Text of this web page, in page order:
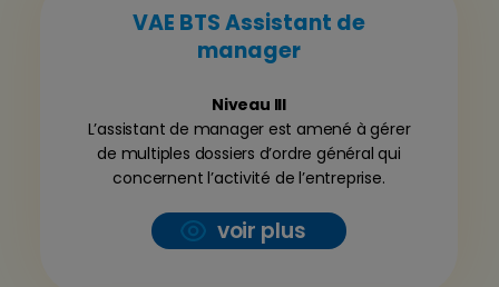
VAE BTS Assistant de
manager
Niveau III
L’assistant de manager est amené à gérer
de multiples dossiers d’ordre général qui
concernent l’activité de l’entreprise.
voir plus